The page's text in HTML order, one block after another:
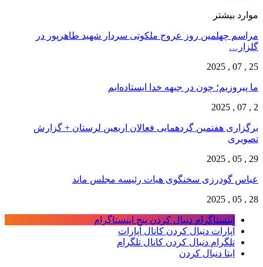
موارد بیشتر
مراسم چهلمین روز عروج ملکوتی سردار شهید طاهرپور در
گلزار…
25 , 07 , 2025
ما پیروزیم؛ چون در جبهه خدا ایستاده‌ایم
2 , 07 , 2025
برگزاری هفتمین گردهمایی فعالان اربعین لرستان + گزارش
تصویری
29 , 05 , 2025
عباس گودرزی سخنگوی هیات رئیسه مجلس ماند
28 , 05 , 2025
اینستاگرام دنبال کردن پیج اینستاگرام
آپارات دنبال کردن کانال آپارات
تلگرام دنبال کردن کانال تلگرام
ایتا دنبال کردن